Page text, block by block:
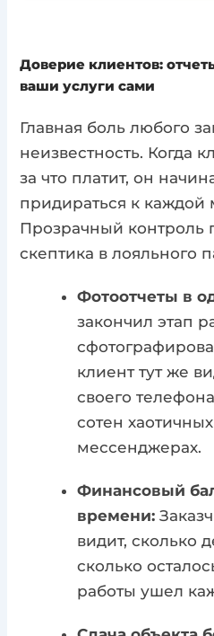
Доверие клиентов:
ваши услуги сами
Главная боль любого
неизвестность. Когда
за что платит, он
придираться к каждой
Прозрачный контроль
скептика в лояльного
Фотоотчеты в
закончил этап
клиент тут же
своего
сотен
мессенджерах.
Финансовый
времени:
видит, сколько
сколько
работы ушел